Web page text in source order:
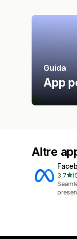
Guida
App
Altre
3,7
5049